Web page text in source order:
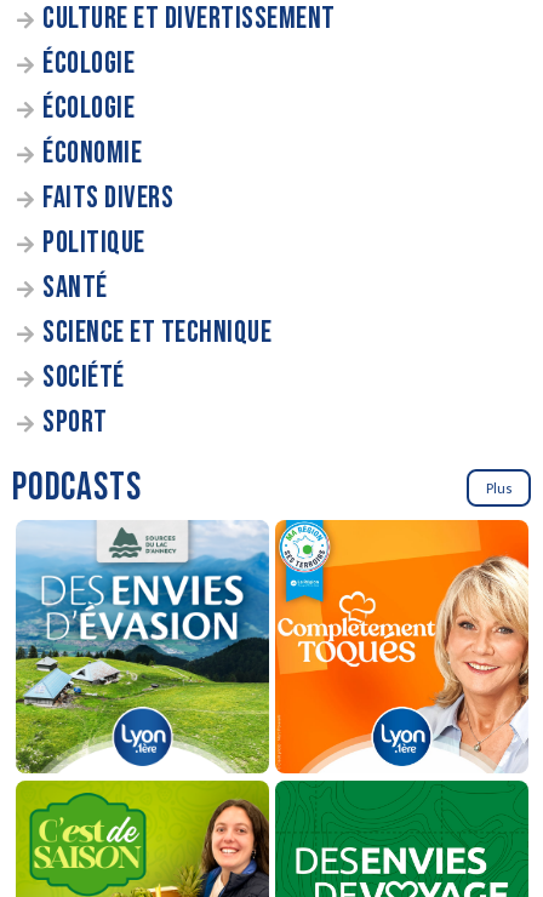
CULTURE ET DIVERTISSEMENT
ÉCOLOGIE
ÉCOLOGIE
ÉCONOMIE
FAITS DIVERS
POLITIQUE
SANTÉ
SCIENCE ET TECHNIQUE
SOCIÉTÉ
SPORT
PODCASTS Plus